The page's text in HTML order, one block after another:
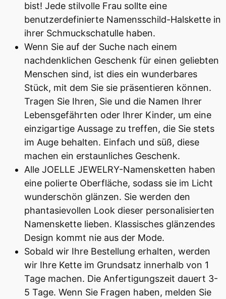
bist! Jede stilvolle Frau sollte eine
benutzerdefinierte Namensschild-Halskette in
ihrer Schmuckschatulle haben.
Wenn Sie auf der Suche nach einem
nachdenklichen Geschenk für einen geliebten
Menschen sind, ist dies ein wunderbares
Stück, mit dem Sie sie präsentieren können.
Tragen Sie Ihren, Sie und die Namen Ihrer
Lebensgefährten oder Ihrer Kinder, um eine
einzigartige Aussage zu treffen, die Sie stets
im Auge behalten. Einfach und süß, diese
machen ein erstaunliches Geschenk.
Alle JOELLE JEWELRY-Namensketten haben
eine polierte Oberfläche, sodass sie im Licht
wunderschön glänzen. Sie werden den
phantasievollen Look dieser personalisierten
Namenskette lieben. Klassisches glänzendes
Design kommt nie aus der Mode.
Sobald wir Ihre Bestellung erhalten, werden
wir Ihre Kette im Grundsatz innerhalb von 1
Tage machen. Die Anfertigungszeit dauert 3-
5 Tage. Wenn Sie Fragen haben, melden Sie